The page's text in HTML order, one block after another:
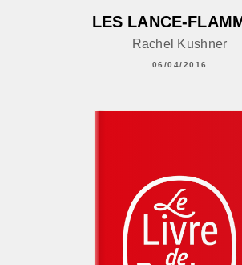
LES LANCE-
Rachel Kushner
06/04/2016